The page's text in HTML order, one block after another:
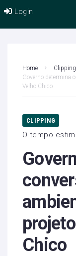
Login
Home
Clipping
Governo determina
Velho Chico
CLIPPING
O tempo
Chico